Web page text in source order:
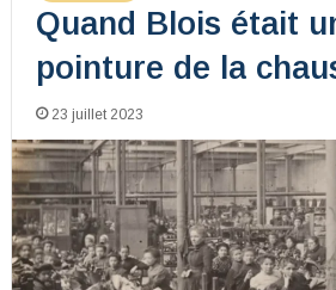
Quand Blois était
pointure de la
23 juillet 2023